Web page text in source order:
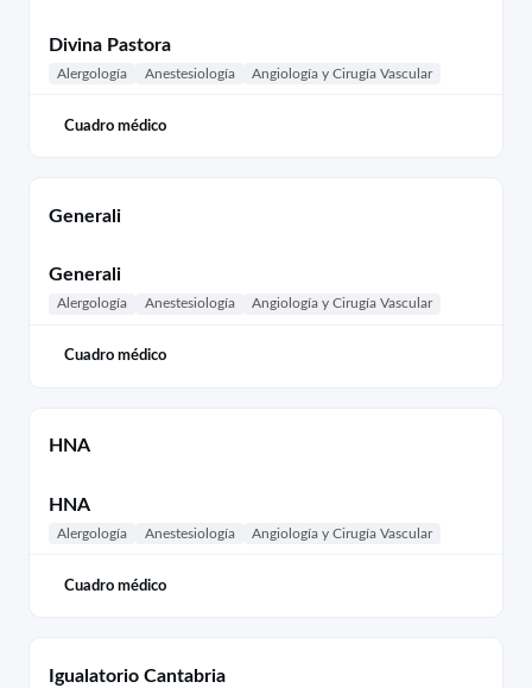
Divina Pastora
Alergología Anestesiología Angiología y Cirugía Vascular
Cuadro médico
Generali
Generali
Alergología Anestesiología Angiología y Cirugía Vascular
Cuadro médico
HNA
HNA
Alergología Anestesiología Angiología y Cirugía Vascular
Cuadro médico
Igualatorio Cantabria